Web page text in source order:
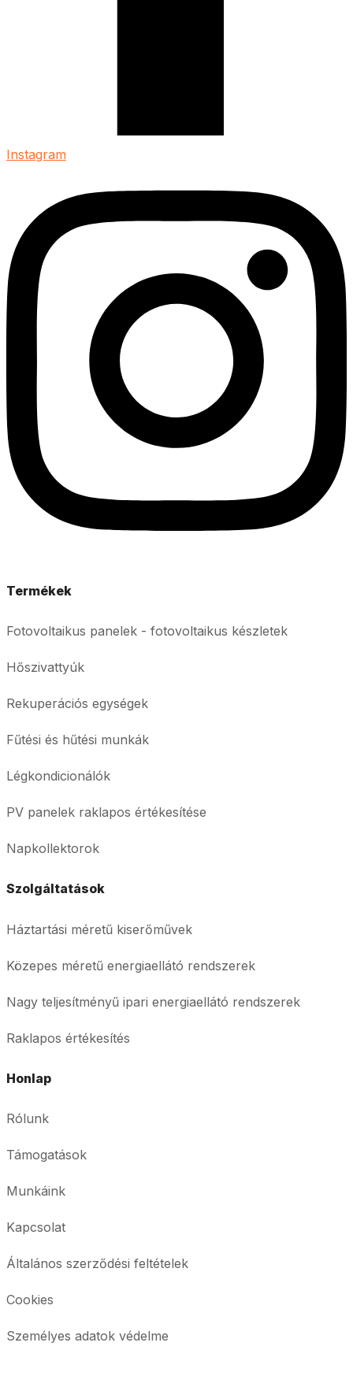
Instagram
Termékek
Fotovoltaikus panelek - fotovoltaikus készletek
Hőszivattyúk
Rekuperációs egységek
Fűtési és hűtési munkák
Légkondicionálók
PV panelek raklapos értékesítése
Napkollektorok
Szolgáltatások
Háztartási méretű kiserőművek
Közepes méretű energiaellátó rendszerek
Nagy teljesítményű ipari energiaellátó rendszerek
Raklapos értékesítés
Honlap
Rólunk
Támogatások
Munkáink
Kapcsolat
Általános szerződési feltételek
Cookies
Személyes adatok védelme